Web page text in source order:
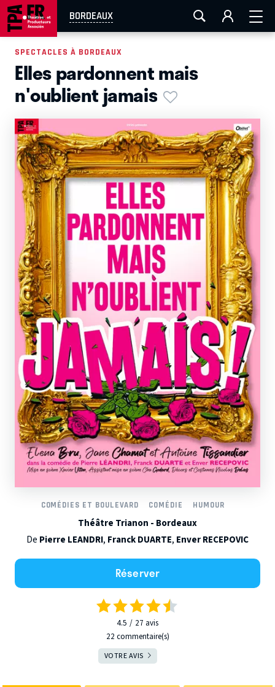
BORDEAUX
AIX-MARSEILLE AURAY LA ROCHELLE
EN TOURNÉE
SPECTACLES À BORDEAUX
Elles pardonnent mais
n'oublient jamais
COMÉDIES ET BOULEVARD COMÉDIE HUMOUR
Théâtre Trianon - Bordeaux
De Pierre LEANDRI, Franck DUARTE, Enver RECEPOVIC
Réserver
4.5 27 avis
22 commentaire(s)
VOTRE AVIS